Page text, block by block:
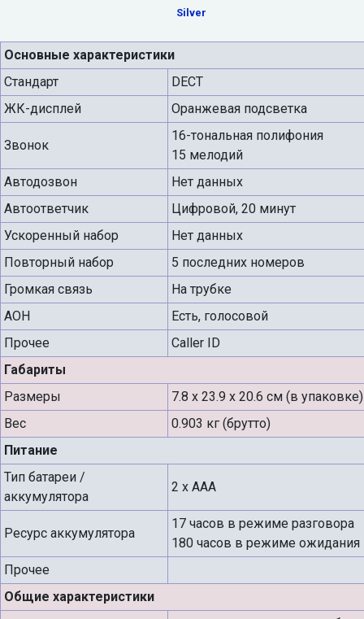
Silver
Основные характеристики
Стандарт
DECT
ЖК-дисплей
Оранжевая подсветка
Звонок
16-тональная полифония
15 мелодий
Автодозвон
Нет данных
Автоответчик
Цифровой, 20 минут
Ускоренный набор
Нет данных
Повторный набор
5 последних номеров
Громкая связь
На трубке
АОН
Есть, голосовой
Прочее
Caller ID
Габариты
Размеры
7.8 х 23.9 х 20.6 см (в упаковке)
Вес
0.903 кг (брутто)
Питание
Тип батареи /
аккумулятора
2 х ААА
Ресурс аккумулятора
17 часов в режиме разговора
180 часов в режиме ожидания
Прочее
Общие характеристики